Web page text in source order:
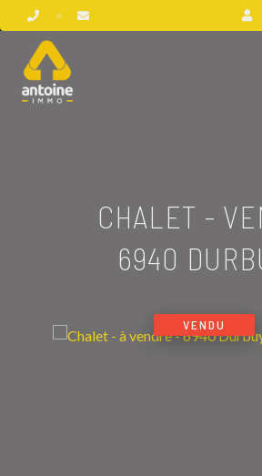
CHALET -
6940
VENDU